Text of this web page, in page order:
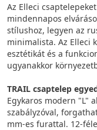
Az Elleci
mindennapos
stílushoz, legyen az
minimalista. Az Elleci
esztétikát és a
ugyanakkor
TRAIL csaptelep
Egykaros modern "L"
szabályzóval,
mm-es furattal. 12-